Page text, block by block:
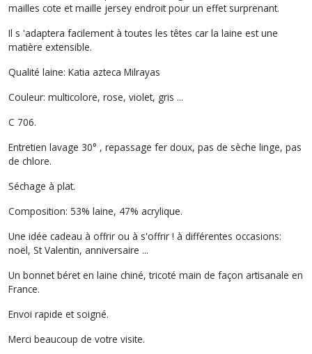
mailles cote et maille jersey endroit pour un effet surprenant.
Il s 'adaptera facilement à toutes les têtes car la laine est une
matière extensible.
Qualité laine: Katia azteca Milrayas
Couleur: multicolore, rose, violet, gris ...
C 706.
Entretien lavage 30° , repassage fer doux, pas de sèche linge, pas
de chlore.
Séchage à plat.
Composition: 53% laine, 47% acrylique.
Une idée cadeau à offrir ou à s'offrir ! à différentes occasions:
noël, St Valentin, anniversaire ...
Un bonnet béret en laine chiné, tricoté main de façon artisanale en
France.
Envoi rapide et soigné.
Merci beaucoup de votre visite.